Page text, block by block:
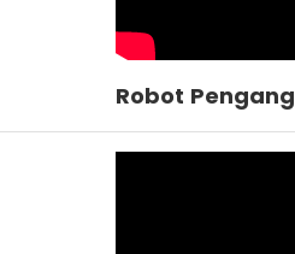
Robot